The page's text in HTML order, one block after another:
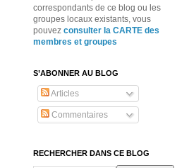
correspondants de ce blog ou les
groupes locaux existants, vous
pouvez consulter la CARTE des
membres et groupes
S’ABONNER AU BLOG
Articles
Commentaires
RECHERCHER DANS CE BLOG